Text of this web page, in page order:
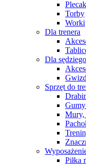
Torby
Worki
Dla trenera
Dla sędziego
Sprzęt do
Mury,
Piłka